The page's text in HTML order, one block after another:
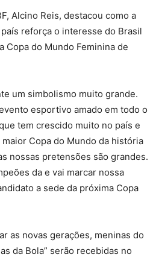
Alcino Reis, destacou como a
reforça o interesse do Brasil
Copa do Mundo Feminina de
um simbolismo muito grande.
esportivo amado em todo o
tem crescido muito no país e
maior Copa do Mundo da história
nossas pretensões são grandes.
da e vai marcar nossa
a sede da próxima Copa
as novas gerações, meninas do
da Bola” serão recebidas no